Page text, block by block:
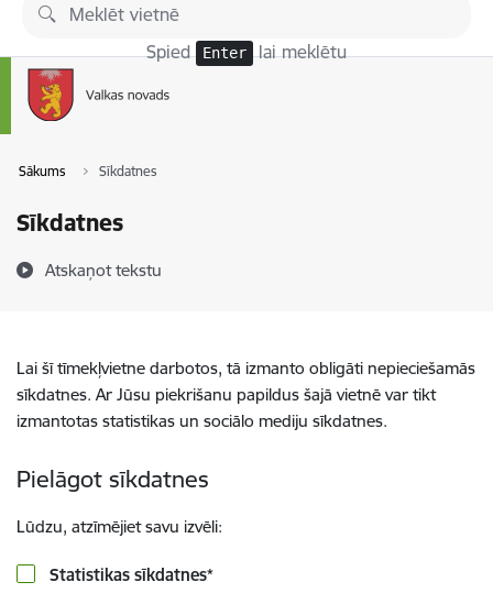
Pāriet uz lapas saturu
Spied Enter lai meklētu
Sākums Sīkdatnes
Sīkdatnes
Atskaņot tekstu
Lai šī tīmekļvietne darbotos, tā izmanto obligāti nepieciešamās
sīkdatnes. Ar Jūsu piekrišanu papildus šajā vietnē var tikt
izmantotas statistikas un sociālo mediju sīkdatnes.
Pielāgot sīkdatnes
Lūdzu, atzīmējiet savu izvēli:
Statistikas sīkdatnes*